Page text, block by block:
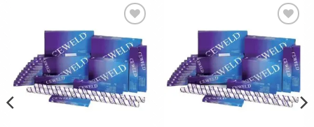
kan
gekozen
worden
op
de
kan
gekozen
worden
op
de
Toevoegen
aan
wenslijst
Toevoegen
aan
wenslijst